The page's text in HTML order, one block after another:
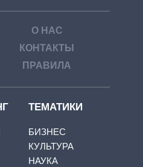
О НАС
КОНТАКТЫ
ПРАВИЛА
ТЕМАТИКИ
БИЗНЕС
КУЛЬТУРА
НАУКА